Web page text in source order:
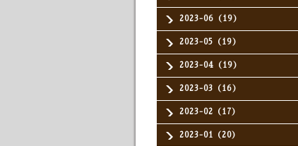
2023-06（19）
2023-05（19）
2023-04（19）
2023-03（16）
2023-02（17）
2023-01（20）